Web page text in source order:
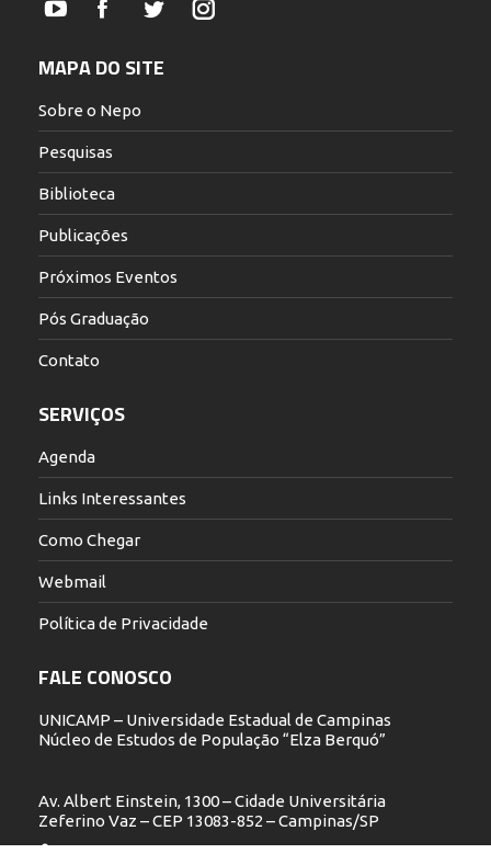
YouTubeFacebookTwitterInstagram
MAPA DO SITE
Sobre o Nepo
Pesquisas
Biblioteca
Publicações
Próximos Eventos
Pós Graduação
Contato
SERVIÇOS
Agenda
Links Interessantes
Como Chegar
Webmail
Política de Privacidade
FALE CONOSCO
UNICAMP – Universidade Estadual de Campinas
Núcleo de Estudos de População “Elza Berquó”
Av. Albert Einstein, 1300 – Cidade Universitária
Zeferino Vaz – CEP 13083-852 – Campinas/SP